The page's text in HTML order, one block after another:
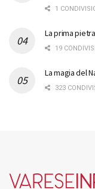
1
La prima
19
La magia del
323